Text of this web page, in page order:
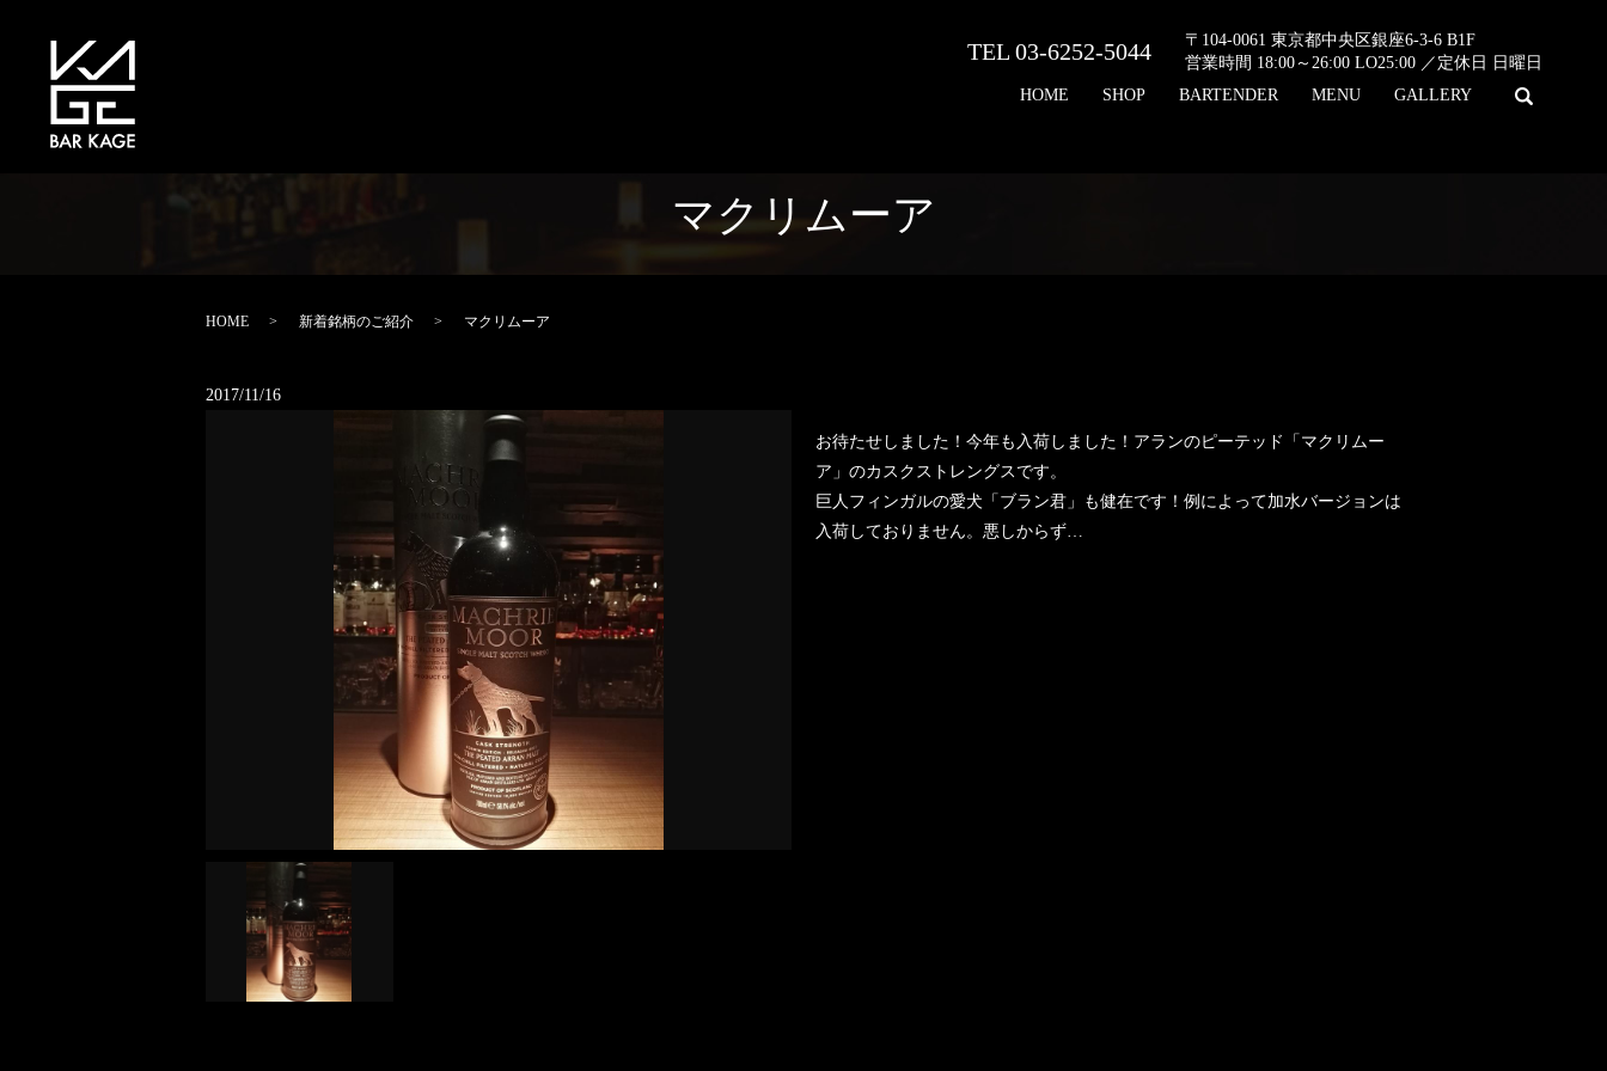
TEL 03-6252-5044
〒104-0061 東京都中央区銀座6-3-6 B1F
営業時間 18:00～26:00 LO25:00 ／定休日 日曜日
HOME
SHOP BARTENDER MENU GALLERY
マクリムーア
HOME 新着銘柄のご紹介 マクリムーア
2017/11/16
お待たせしました！今年も入荷しました！アランのピーテッド「マクリムー
ア」のカスクストレングスです。
巨人フィンガルの愛犬「ブラン君」も健在です！例によって加水バージョンは
入荷しておりません。悪しからず…